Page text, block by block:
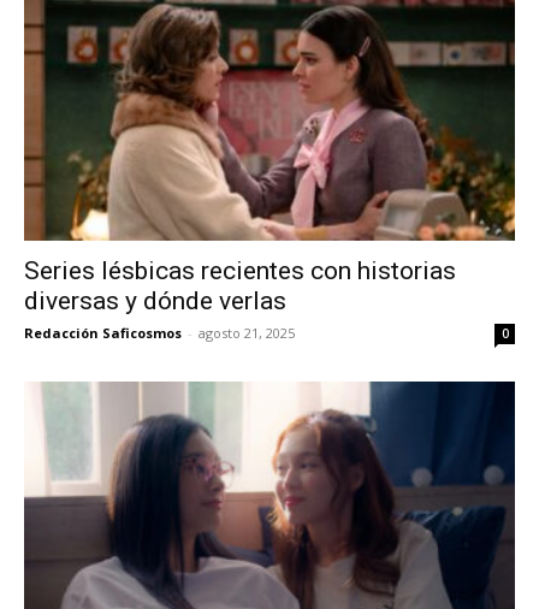
Series lésbicas recientes con historias
diversas y dónde verlas
Redacción Saficosmos - agosto 21, 2025 0